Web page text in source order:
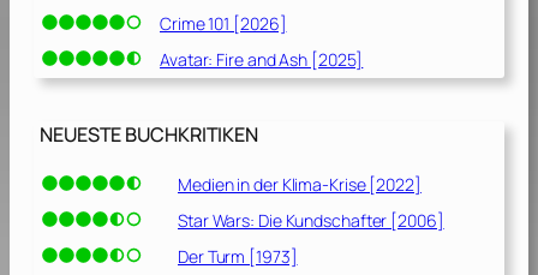
Crime 101 [2026]
Avatar: Fire and Ash [2025]
NEUESTE BUCHKRITIKEN
Medien in der Klima-Krise [2022]
Star Wars: Die Kundschafter [2006]
Der Turm [1973]